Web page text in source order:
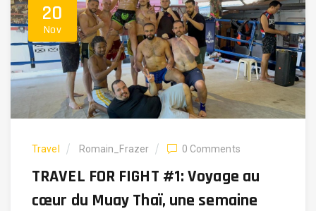
20
Nov
Travel Romain_Frazer 0 Comments
TRAVEL FOR FIGHT #1: Voyage au
cœur du Muay Thaï, une semaine